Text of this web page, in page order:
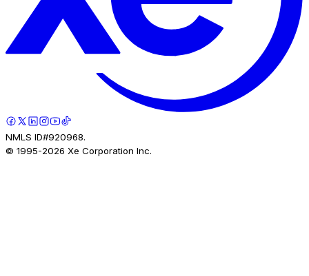
NMLS ID#920968.
© 1995-2026 Xe Corporation Inc.